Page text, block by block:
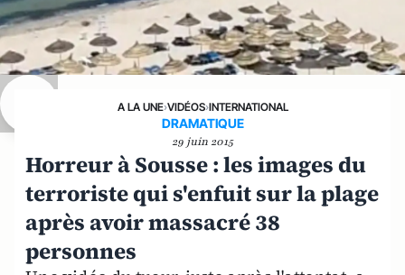
A LA UNE›VIDÉOS›INTERNATIONAL
DRAMATIQUE
29 juin 2015
Horreur à Sousse : les images du
terroriste qui s'enfuit sur la plage
après avoir massacré 38
personnes